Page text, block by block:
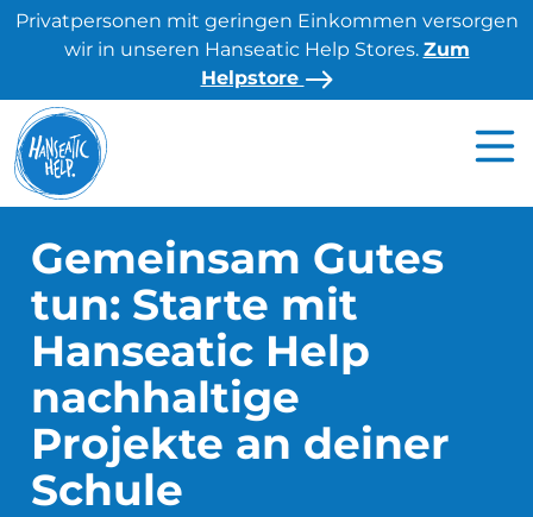
p
o
Privatpersonen mit geringen Einkommen versorgen
wir in unseren Hanseatic Help Stores. Zum
Helpstore
Gemeinsam Gutes
tun: Starte mit
Hanseatic Help
nachhaltige
Projekte an deiner
Schule